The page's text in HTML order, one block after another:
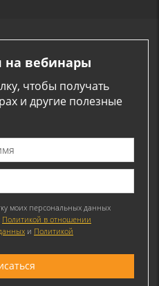
на вебинары
чтобы получать
и другие полезные
моих персональных данных
Политикой в отношении
и Политикой